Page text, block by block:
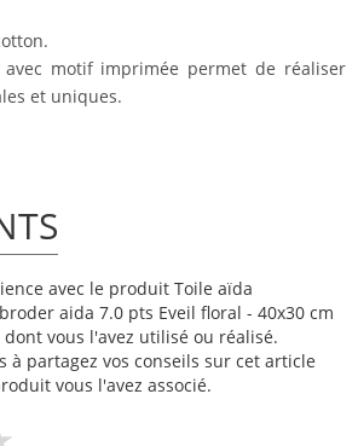
avec motif imprimée permet de réaliser
et uniques.
avec le produit Toile aïda
aida 7.0 pts Eveil floral - 40x30 cm
vous l'avez utilisé ou réalisé.
à partagez vos conseils sur cet article
vous l'avez associé.